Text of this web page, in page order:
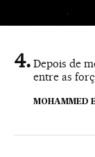
Depois de
entre as
MOHAMMED